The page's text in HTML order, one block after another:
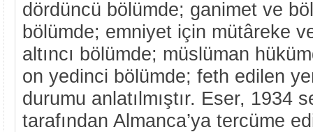
dördüncü bölümde; ganimet ve
bölümde; emniyet için mütâreke
altıncı bölümde; müslüman
on yedinci bölümde; feth edilen
durumu anlatılmıştır. Eser, 1934
tarafından Almanca’ya tercüme